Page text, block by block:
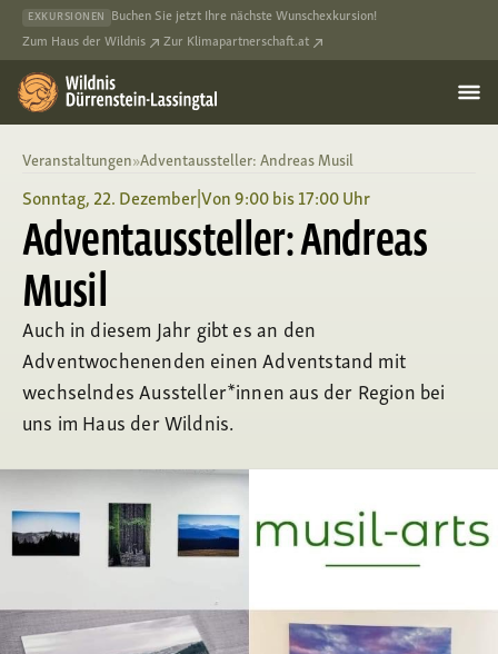
EXKURSIONEN
Buchen Sie jetzt Ihre nächste Wunschexkursion!
Zum Haus der Wildnis
Zur Klimapartnerschaft.at
Veranstaltungen»Adventaussteller: Andreas Musil
Sonntag, 22. Dezember Von 9:00 bis 17:00 Uhr
Adventaussteller: Andreas
Musil
Auch in diesem Jahr gibt es an den
Adventwochenenden einen Adventstand mit
wechselndes Aussteller*innen aus der Region bei
uns im Haus der Wildnis.